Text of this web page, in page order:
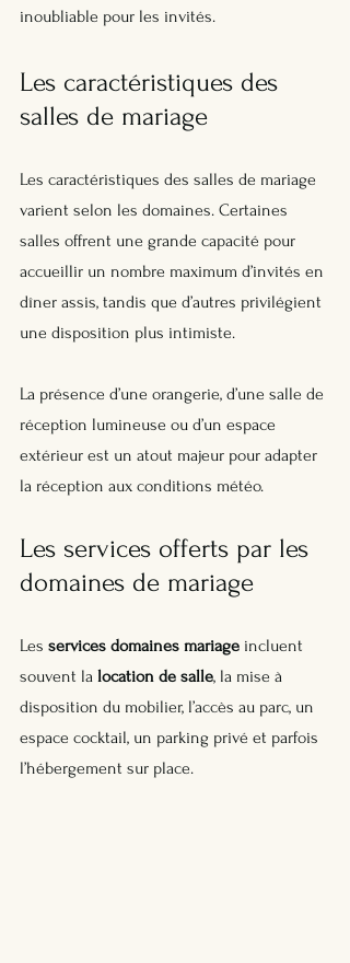
inoubliable pour les invités.
Les caractéristiques des
salles de mariage
Les caractéristiques des salles de mariage
varient selon les domaines. Certaines
salles offrent une grande capacité pour
accueillir un nombre maximum d’invités en
dîner assis, tandis que d’autres privilégient
une disposition plus intimiste.
La présence d’une orangerie, d’une salle de
réception lumineuse ou d’un espace
extérieur est un atout majeur pour adapter
la réception aux conditions météo.
Les services offerts par les
domaines de mariage
Les services domaines mariage incluent
souvent la location de salle, la mise à
disposition du mobilier, l’accès au parc, un
espace cocktail, un parking privé et parfois
l’hébergement sur place.